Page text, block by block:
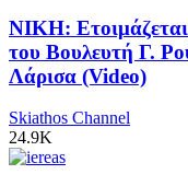
ΝΙΚΗ:
του Βουλευτή Γ.
Λάρισα (Video)
Skiathos Channel
24.9K